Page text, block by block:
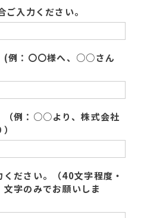
入力ください。
(例：〇〇様へ、○○さん
（例：○○より、株式会社
ださい。（40文字程度・
字のみでお願いしま